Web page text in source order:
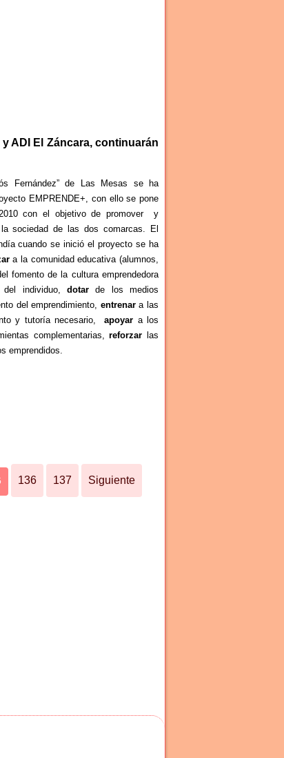
ADI El Záncara, continuarán
Fernández” de Las Mesas se ha
EMPRENDE+, con ello se pone
con el objetivo de promover y
sociedad de las dos comarcas. El
cuando se inició el proyecto se ha
a la comunidad educativa (alumnos,
fomento de la cultura emprendedora
individuo, dotarde los medios
del emprendimiento, entrenara las
y tutoría necesario,apoyar a los
complementarias,reforzar
las
emprendidos.
136 137 Siguiente